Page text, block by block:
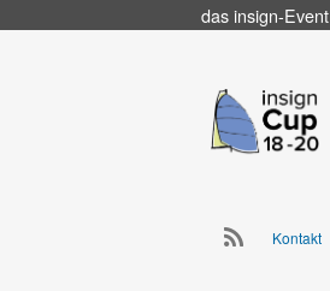
dasinsign-Event
Kontakt